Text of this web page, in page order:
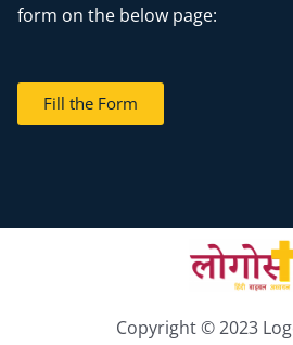
form on the below page:
Fill the Form
Copyright © 2023